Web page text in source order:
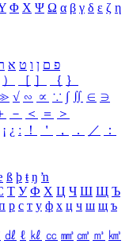
Φ Χ Ψ Ω α β γ δ ε ζ η
פ ם ן ו ט א
） ［ ］ ｛ ｝
√ ∽ ∝ ∵ ∫ ∬ ∈ ∋
－ ＜ ＝
＞
¡ ¿ ː ！ ＇ ， ． ／
：
ß þ ŧ ŋ ŉ
Т У Ф Х Ц Ч Ш Щ Ъ
р с т у ф х ц ч ш щ ъ
㎗ ℓ ㎘ ㏄ ㎣ ㎤ ㎥ ㎦